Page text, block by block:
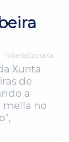
RibeiraSacraXa
Xunta
de
a
mella no